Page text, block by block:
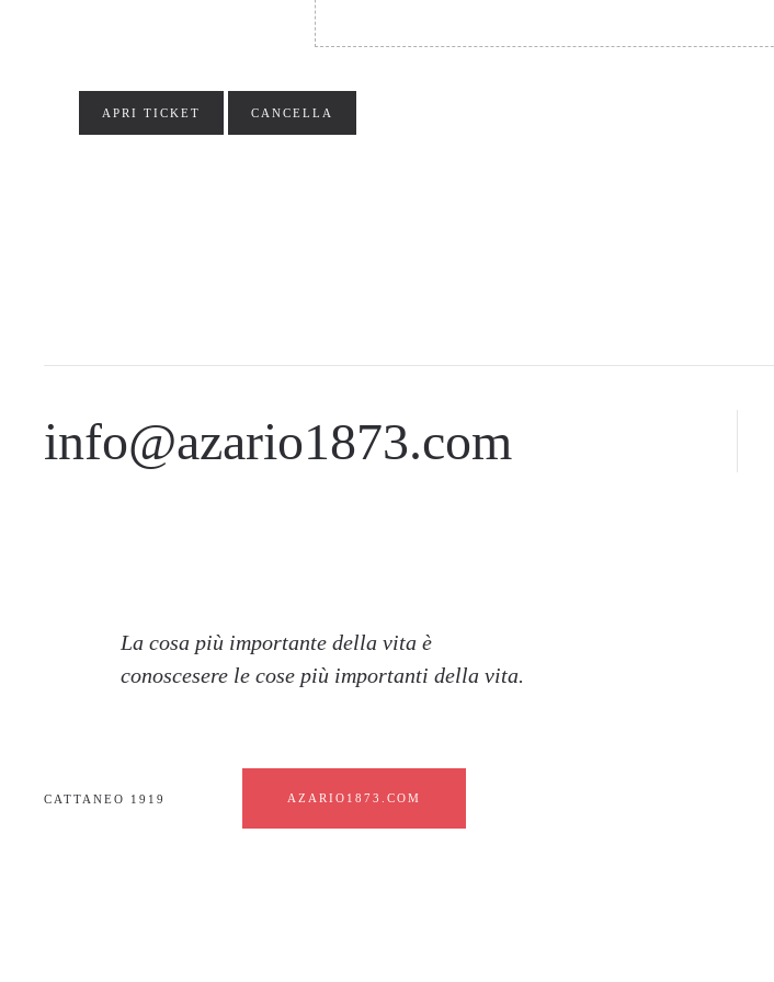
info@azario1873.com
La cosa più importante della vita è
conoscesere le cose più importanti della vita.
CATTANEO 1919 AZARIO1873.COM